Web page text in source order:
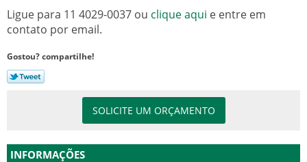
Ligue para 11 4029-0037 ou clique aqui e entre em
contato por email.
Gostou? compartilhe!
SOLICITE UM ORÇAMENTO
INFORMAÇÕES